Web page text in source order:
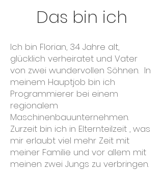
Das bin ich
Ich bin Florian, 34 Jahre alt,
glücklich verheiratet und Vater
von zwei wundervollen Söhnen. In
meinem Hauptjob bin ich
Programmierer bei einem
regionalem
Maschinenbauunternehmen.
Zurzeit bin ich in Elternteilzeit , was
mir erlaubt viel mehr Zeit mit
meiner Familie und vor allem mit
meinen zwei Jungs zu verbringen.